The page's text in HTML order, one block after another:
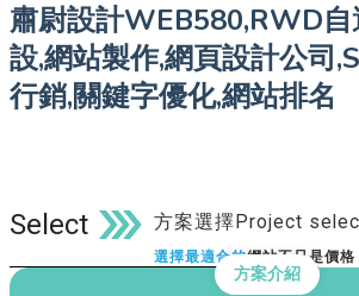
肅尉設計WEB580,RWD
設,網站製作,網頁設計公司
行銷,關鍵字優化,網站排名
Select 方案選擇Project
選擇最適合的網站不只是價
方案介紹